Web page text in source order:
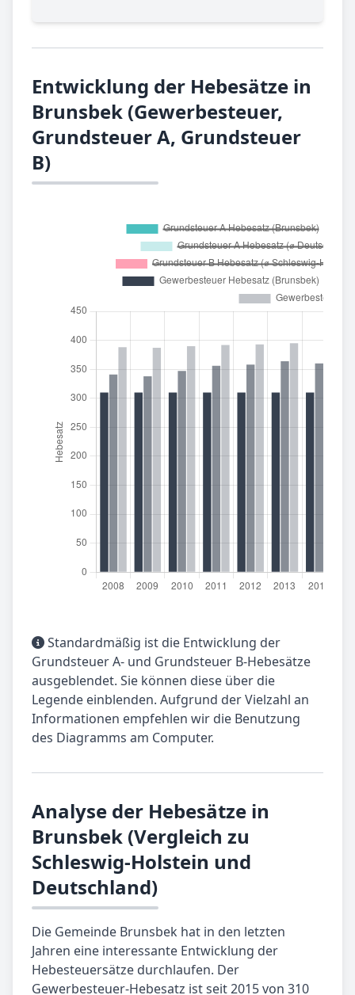
Entwicklung der Hebesätze in
Brunsbek (Gewerbesteuer,
Grundsteuer A, Grundsteuer
B)
Standardmäßig ist die Entwicklung der
Grundsteuer A- und Grundsteuer B-Hebesätze
ausgeblendet. Sie können diese über die
Legende einblenden. Aufgrund der Vielzahl an
Informationen empfehlen wir die Benutzung
des Diagramms am Computer.
Analyse der Hebesätze in
Brunsbek (Vergleich zu
Schleswig-Holstein und
Deutschland)
Die Gemeinde Brunsbek hat in den letzten
Jahren eine interessante Entwicklung der
Hebesteuersätze durchlaufen. Der
Gewerbesteuer-Hebesatz ist seit 2015 von 310